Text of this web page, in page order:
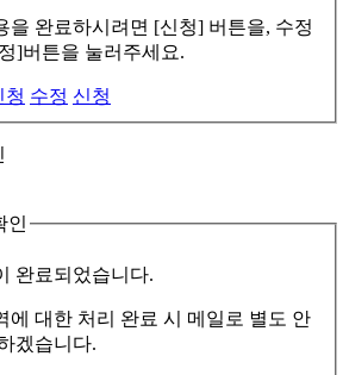
을 완료하시려면 [신청] 버튼을, 수정
]버튼을 눌러주세요.
청 수정 신청
인
완료되었습니다.
에 대한 처리 완료 시 메일로 별도 안
겠습니다.